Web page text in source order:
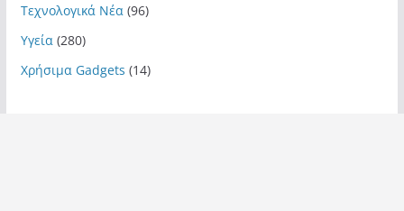
Τεχνολογικά Νέα (96)
Υγεία (280)
Χρήσιμα Gadgets (14)